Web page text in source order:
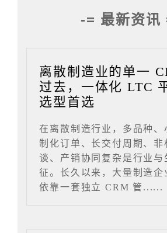
-= 最新资讯
离散制造业的单一
过去，一体化 LTC
选型首选
在离散制造行业，多品种、
制化订单、长交付周期、非
谈、产销协同复杂是行业与
征。长久以来，大量制造企
依靠一套独立 CRM 管......